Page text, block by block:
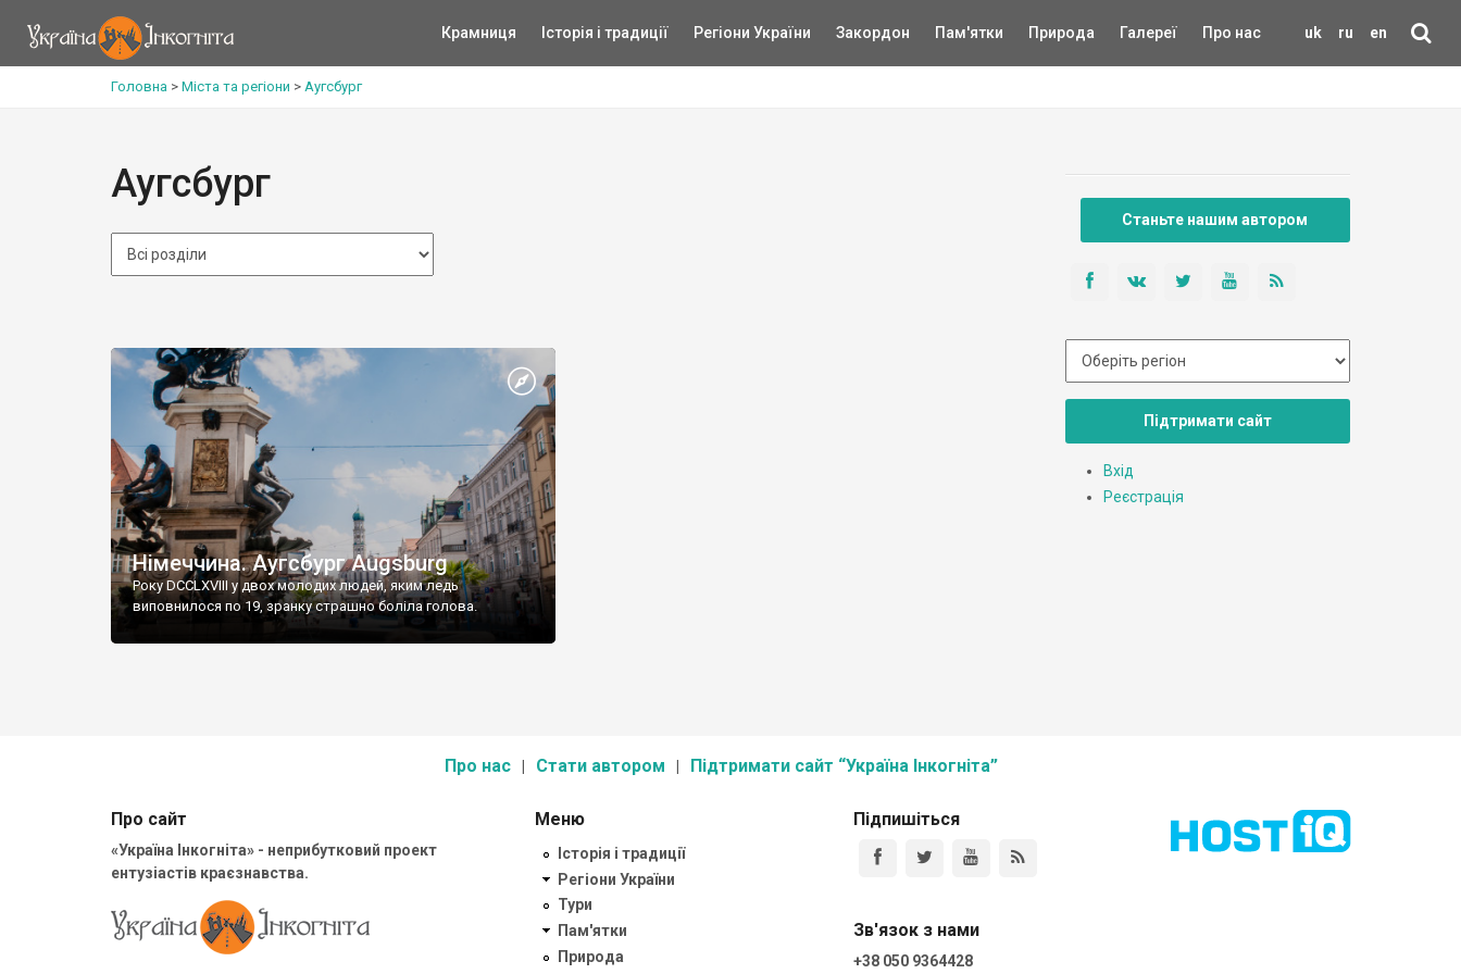
uk ru en
Крамниця Історія і традиції Регіони України Закордон Пам'ятки Природа Галереї Про нас
Головна > Міста та регіони > Аугсбург
Аугсбург
Німеччина. Аугсбург Augsburg
Року DCCLXVIII у двох молодих людей, яким ледь
виповнилося по 19, зранку страшно боліла голова.
Станьте нашим автором
Підтримати сайт
Вхід
Реєстрація
Про нас Стати автором Підтримати сайт “Україна Інкогніта”
Про сайт
«Україна Інкогніта» - неприбутковий проект
ентузіастів краєзнавства.
Меню
Історія і традиції
Регіони України
Тури
Пам'ятки
Природа
Підпишіться
Зв'язок з нами
+38 050 9364428